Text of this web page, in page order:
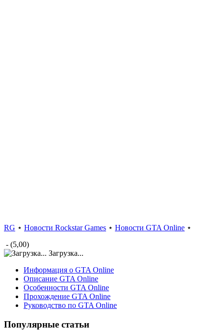
RG ⋆ Новости Rockstar Games ⋆ Новости GTA Online ⋆
- (5,00)
Загрузка...
Информация о GTA Online
Описание GTA Online
Особенности GTA Online
Прохождение GTA Online
Руководство по GTA Online
Популярные статьи